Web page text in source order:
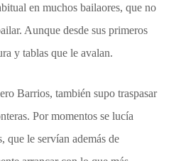
en muchos bailaores, que no
Aunque desde sus primeros
y tablas que le avalan.
Barrios, también supo traspasar
Por momentos se lucía
que le servían además de